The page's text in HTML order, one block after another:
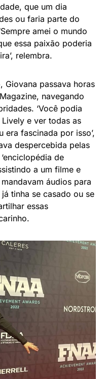
que um dia
ou faria parte do
amei o mundo
essa paixão poderia
relembra.
Giovana passava horas
navegando
‘Você podia
e ver todas as
era fascinada por isso’,
despercebida pelas
de
a um filme e
áudios para
tinha se casado ou se
essas